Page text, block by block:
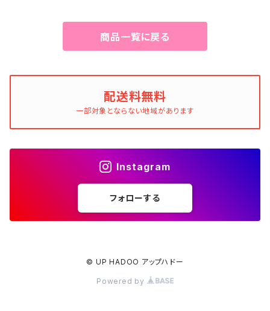
商品一覧に戻る
配送料無料
一部対象とならない地域があります
Instagram
フォローする
© UP HADOO アップハドー
Powered by